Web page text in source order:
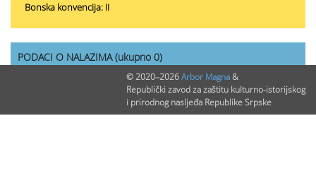
Bonska konvencija: II
PODACI O NALAZIMA (ukupno 0)
0
Publikovanih nalaza:0
© 2020–2026Arbor Magna&
Republički zavod za zaštitu kulturno-istorijskog
i prirodnog nasljeđa Republike Srpske